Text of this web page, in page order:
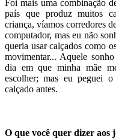
Foi mais uma combinação
país que produz muitos
criança, víamos corredores
computador, mas eu não
queria usar calçados como
movimentar... Aquele
dia em que minha mãe
escolher; mas eu peguei
calçado antes.
O que você quer dizer aos